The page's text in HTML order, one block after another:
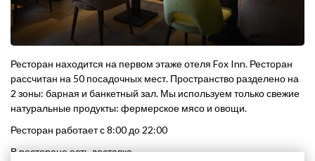
Ресторан находится на первом этаже отеля Fox Inn. Ресторан
рассчитан на 50 посадочных мест. Пространство разделено на
2 зоны: барная и банкетный зал. Мы используем только свежие
натуральные продукты: фермерское мясо и овощи.
Ресторан работает с 8:00 до 22:00
В ресторане есть доставка.